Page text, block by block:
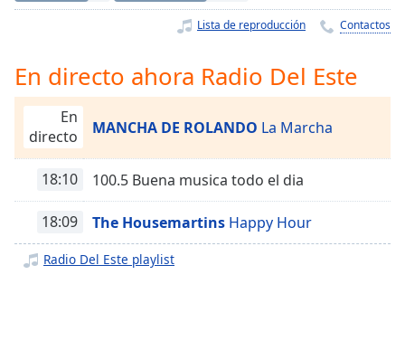
Chapters
Chapters
descriptions
off,
Lista de reproducción Contactos
En directo ahora Radio Del Este
En
directo
MANCHA DE ROLANDO La Marcha
18:10 100.5 Buena musica todo el dia
18:09 The Housemartins Happy Hour
Radio Del Este playlist